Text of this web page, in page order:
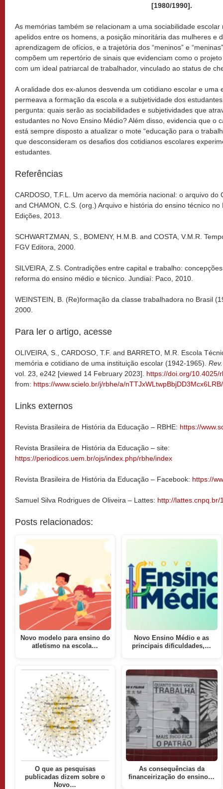
[1980/1990].
As memórias também se relacionam a uma sociabilidade
apelidos entre os homens, a posição minoritária das mulheres e
aprendizagem de ofícios, e a trajetória dos “meninos” e
compõem um repertório de sinais que evidenciam como o
com um ideal patriarcal de trabalhador, vinculado ao status de
A oralidade dos ex-alunos desvenda um cotidiano escolar e uma
permeava a formação da escola e a subjetividade dos
pergunta: quais serão as sociabilidades e subjetividades que
estudantes no Novo Ensino Médio? Além disso, evidencia que o
está sempre disposto a atualizar o mote “educação para o
que desconsideram os desafios dos cotidianos escolares
estudantes.
Referências
CARDOSO, T.F.L. Um acervo da memória nacional: o arquivo do
and CHAMON, C.S. (org.) Arquivo e história do ensino técnico
Edições, 2013.
SCHWARTZMAN, S., BOMENY, H.M.B. and COSTA, V.M.R.
FGV Editora, 2000.
SILVEIRA, Z.S. Contradições entre capital e trabalho:
reforma do ensino médio e técnico. Jundiaí: Paco, 2010.
WEINSTEIN, B. (Re)formação da classe trabalhadora no Brasil
2000.
Para ler o artigo, acesse
OLIVEIRA, S., CARDOSO, T.F. and BARRETO, M.R. Escola
memória e cotidiano de uma instituição escolar (1942-1965).
vol. 23, e242 [viewed 14 February 2023]. https://doi.org/10.4025/
from: https://www.scielo.br/j/rbhe/a/nTTJxWLtwpBbjDD3Mcx6LRB/
Links externos
Revista Brasileira de História da Educação – RBHE: https://
Revista Brasileira de História da Educação – site:
https://periodicos.uem.br/ojs/index.php/rbhe/index
Revista Brasileira de História da Educação – Facebook: https://
Samuel Silva Rodrigues de Oliveira – Lattes: http://
Posts relacionados:
Novo modelo para ensino do
atletismo na escola…
O que as pesquisas
publicadas dizem sobre o
Novo…
Novo Ensino Médio e as
principais dificuldades,…
As consequências da
financeirização do ensino…